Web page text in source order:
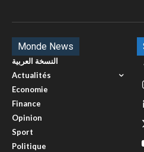
Monde News
النسخة العربية
Actualités
Economie
Finance
Opinion
Sport
Politique